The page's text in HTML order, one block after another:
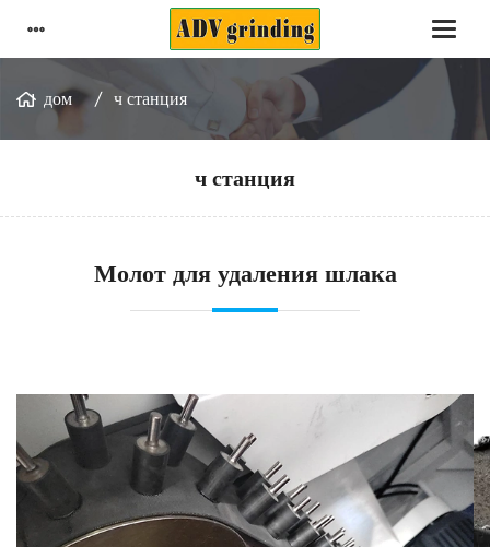
дом ч станция
ч станция
Молот для удаления шлака